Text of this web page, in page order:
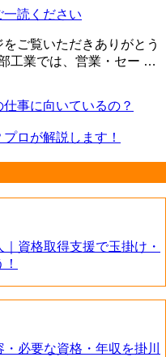
読ください
ご覧いただきありがとう
工業では、営業・セー …
仕事に向いているの？
ロが解説します！
資格取得支援で玉掛け・
必要な資格・年収を掛川